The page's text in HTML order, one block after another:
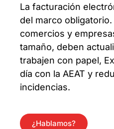
La facturación
del marco
comercios y
tamaño, deben
trabajen con papel,
día con la AEAT y
incidencias.
¿Hablamos?